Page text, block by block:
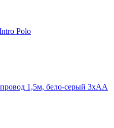
Polo
1,5м, бело-серый 3хАА